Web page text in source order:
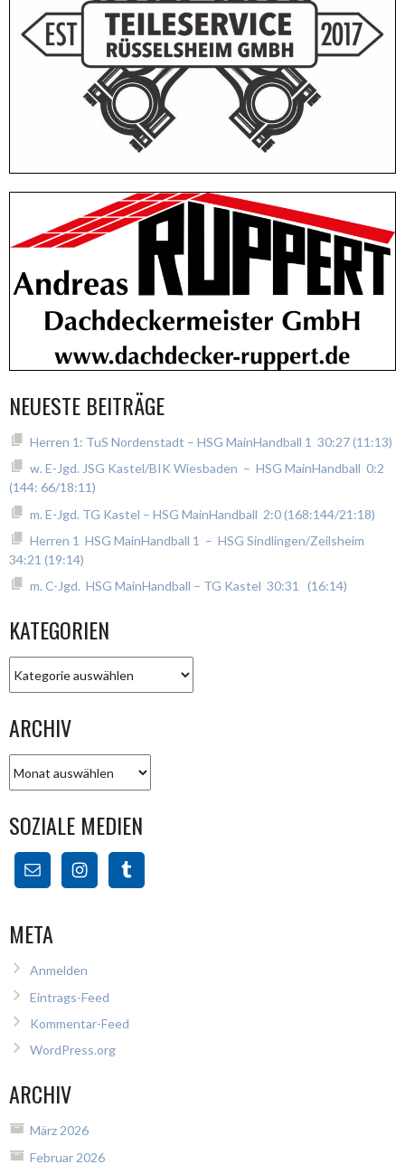
NEUESTE BEITRÄGE
Herren 1: TuS Nordenstadt – HSG MainHandball 1 30:27 (11:13)
w. E-Jgd. JSG Kastel/BIK Wiesbaden – HSG MainHandball 0:2
(144: 66/18:11)
m. E-Jgd. TG Kastel – HSG MainHandball 2:0 (168:144/21:18)
Herren 1 HSG MainHandball 1 – HSG Sindlingen/Zeilsheim
34:21 (19:14)
m. C-Jgd. HSG MainHandball – TG Kastel 30:31 (16:14)
KATEGORIEN
ARCHIV
SOZIALE MEDIEN
META
Anmelden
Eintrags-Feed
Kommentar-Feed
WordPress.org
ARCHIV
März 2026
Februar 2026